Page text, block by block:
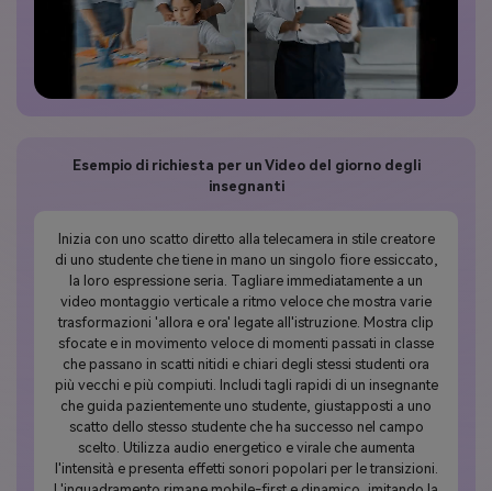
Esempio di richiesta per un Video del giorno degli
insegnanti
Inizia con uno scatto diretto alla telecamera in stile creatore
di uno studente che tiene in mano un singolo fiore essiccato,
la loro espressione seria. Tagliare immediatamente a un
video montaggio verticale a ritmo veloce che mostra varie
trasformazioni 'allora e ora' legate all'istruzione. Mostra clip
sfocate e in movimento veloce di momenti passati in classe
che passano in scatti nitidi e chiari degli stessi studenti ora
più vecchi e più compiuti. Includi tagli rapidi di un insegnante
che guida pazientemente uno studente, giustapposti a uno
scatto dello stesso studente che ha successo nel campo
scelto. Utilizza audio energetico e virale che aumenta
l'intensità e presenta effetti sonori popolari per le transizioni.